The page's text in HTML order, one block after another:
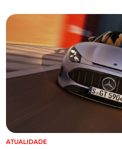
ATUALIDADE